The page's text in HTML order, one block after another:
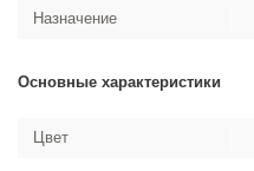
Назначение
Основные характеристики
Цвет